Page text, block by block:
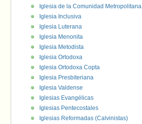
Iglesia de la Comunidad Metropolitana
Iglesia Inclusiva
Iglesia Luterana
Iglesia Menonita
Iglesia Metodista
Iglesia Ortodoxa
Iglesia Ortodoxa Copta
Iglesia Presbiteriana
Iglesia Valdense
Iglesias Evangélicas
Iglesias Pentecostales
Iglesias Reformadas (Calvinistas)